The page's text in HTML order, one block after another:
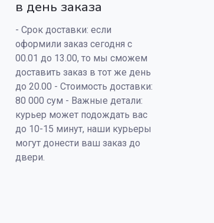
в день заказа
- Срок доставки: если
оформили заказ сегодня с
00.01 до 13.00, то мы сможем
доставить заказ в тот же день
до 20.00 - Стоимость доставки:
80 000 сум - Важные детали:
курьер может подождать вас
до 10-15 минут, наши курьеры
могут донести ваш заказ до
двери.